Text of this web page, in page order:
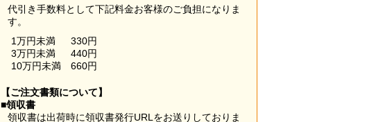
代引き手数料として下記料金お客様のご負担になりま
す。
1万円未満
330円
3万円未満
440円
10万円未満
660円
【ご注文書類について】
■領収書
領収書は出荷時に領収書発行URLをお送りしておりま